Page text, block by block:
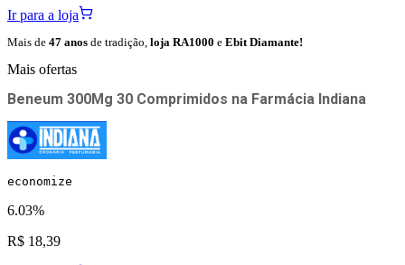
Ir para a loja
Mais de 47 anos de tradição, loja RA1000 e Ebit Diamante!
Mais ofertas
Beneum 300Mg 30 Comprimidos na Farmácia Indiana
economize
6.03%
R$ 18,39